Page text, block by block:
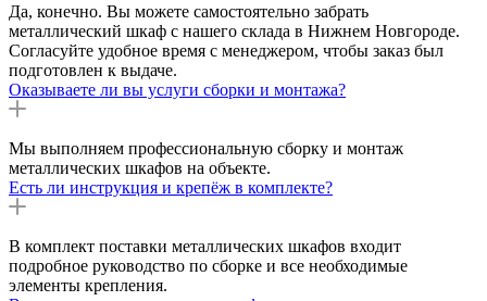
Да, конечно. Вы можете самостоятельно забрать
металлический шкаф с нашего склада в Нижнем Новгороде.
Согласуйте удобное время с менеджером, чтобы заказ был
подготовлен к выдаче.
Оказываете ли вы услуги сборки и монтажа?
Мы выполняем профессиональную сборку и монтаж
металлических шкафов на объекте.
Есть ли инструкция и крепёж в комплекте?
В комплект поставки металлических шкафов входит
подробное руководство по сборке и все необходимые
элементы крепления.